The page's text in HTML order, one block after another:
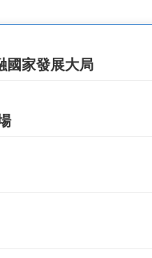
國家發展大局